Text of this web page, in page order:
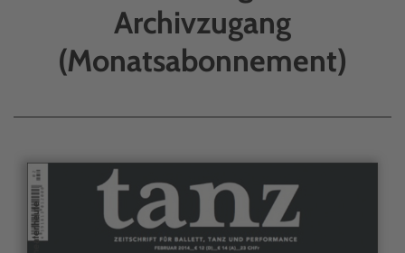
Archivzugang
(Monatsabonnement)